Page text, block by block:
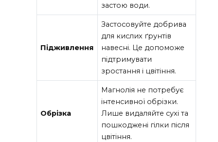
застою води.
Підживлення
Застосовуйте добрива
для кислих ґрунтів
навесні. Це допоможе
підтримувати
зростання і цвітіння.
Обрізка
Магнолія не потребує
інтенсивної обрізки.
Лише видаляйте сухі та
пошкоджені гілки після
цвітіння.